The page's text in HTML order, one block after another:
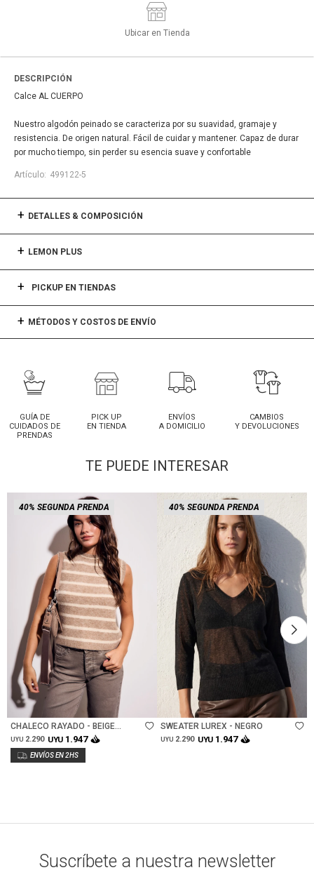
Ubicar en Tienda
DESCRIPCIÓN
Calce AL CUERPO
Nuestro algodón peinado se caracteriza por su suavidad, gramaje y
resistencia. De origen natural. Fácil de cuidar y mantener. Capaz de durar
por mucho tiempo, sin perder su esencia suave y confortable
499122-5
DETALLES & COMPOSICIÓN
LEMON PLUS
PICKUP EN TIENDAS
MÉTODOS Y COSTOS DE ENVÍO
GUÍA DE
CUIDADOS DE
PRENDAS
PICK UP
EN TIENDA
ENVÍOS
A DOMICILIO
CAMBIOS
Y DEVOLUCIONES
TE PUEDE INTERESAR
40% SEGUNDA PRENDA
Talle
CHALECO RAYADO - BEIGE
MELANGE
UYU 2.290 UYU 1.947
40% SEGUNDA PRENDA
Talle
SWEATER LUREX - NEGRO
UYU 2.290 UYU 1.947
Suscríbete a nuestra newsletter